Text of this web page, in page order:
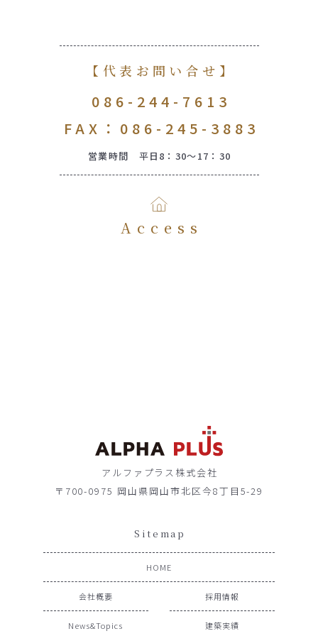
【代表お問い合せ】
086-244-7613
FAX：086-245-3883
営業時間 平日8：30～17：30
Access
アルファプラス株式会社
〒700-0975 岡山県岡山市北区今8丁目5-29
Sitemap
HOME
会社概要 採用情報
News&Topics 建築実績